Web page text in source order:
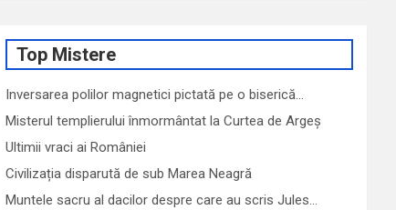
Top Mistere
Inversarea polilor magnetici pictată pe o biserică…
Misterul templierului înmormântat la Curtea de Argeș
Ultimii vraci ai României
Civilizația disparută de sub Marea Neagră
Muntele sacru al dacilor despre care au scris Jules…